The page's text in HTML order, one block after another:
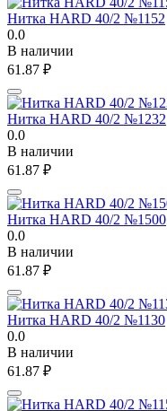
Нитка HARD 40/2 №1152
0.0
В наличии
61.87 ₽
Нитка HARD 40/2 №1232
0.0
В наличии
61.87 ₽
Нитка HARD 40/2 №1500
0.0
В наличии
61.87 ₽
Нитка HARD 40/2 №1130
0.0
В наличии
61.87 ₽